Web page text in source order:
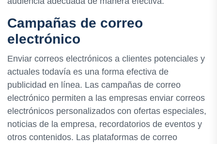
Campañas de correo
electrónico
Enviar correos electrónicos a clientes potenciales y
actuales todavía es una forma efectiva de
publicidad en línea. Las campañas de correo
electrónico permiten a las empresas enviar correos
electrónicos personalizados con ofertas especiales,
noticias de la empresa, recordatorios de eventos y
otros contenidos. Las plataformas de correo